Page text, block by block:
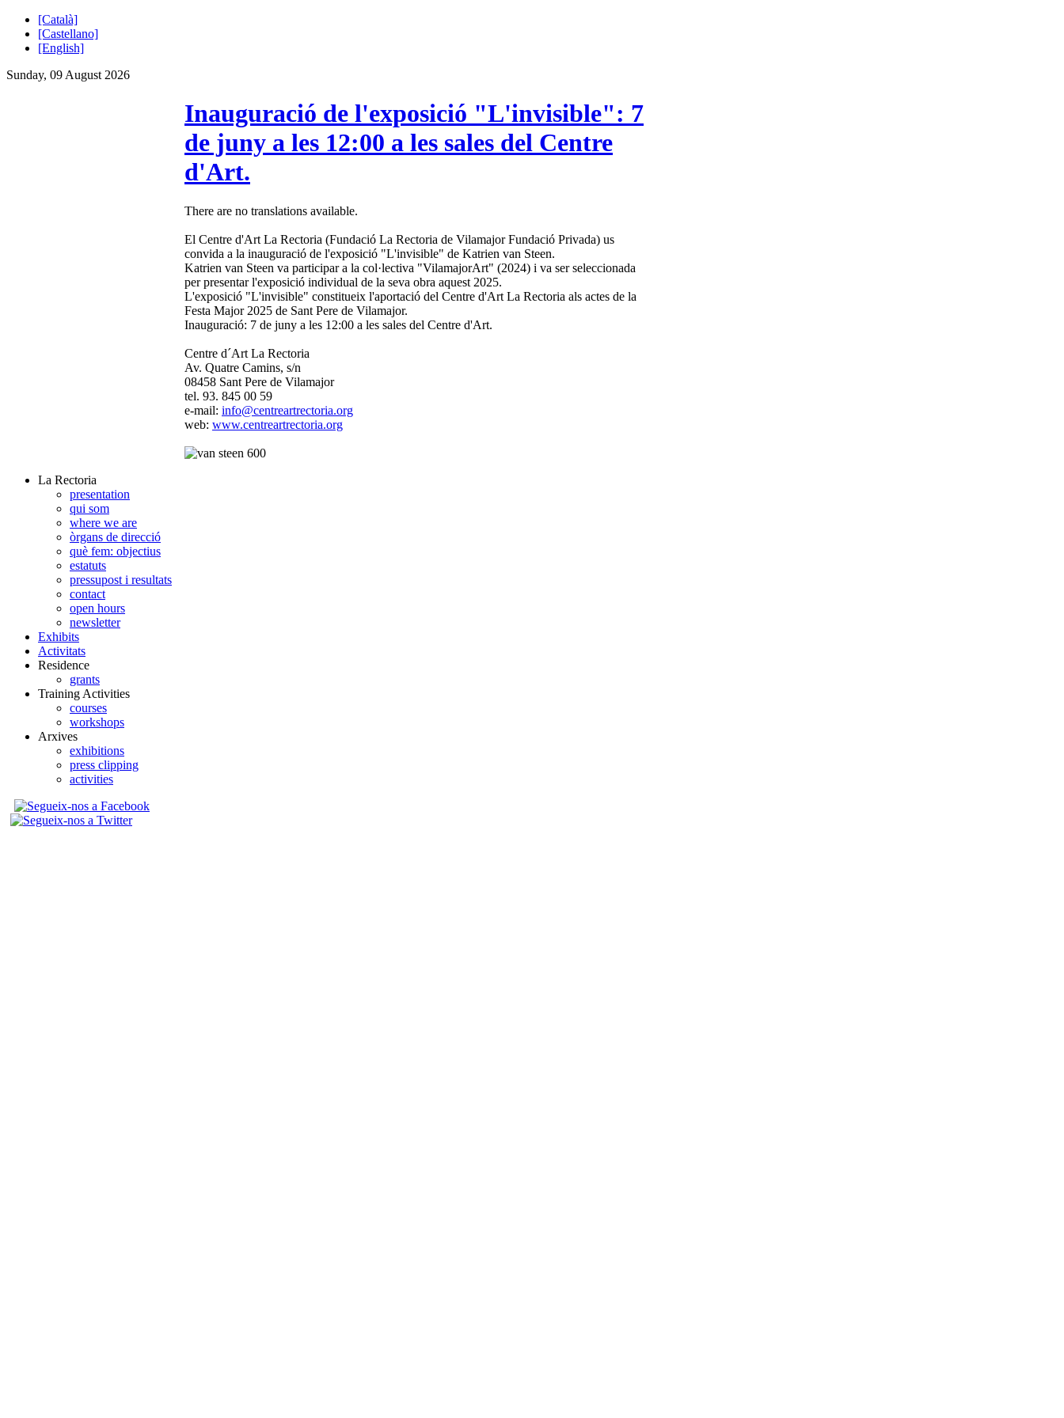
[Català]
[Castellano]
[English]
Sunday, 09 August 2026
Inauguració de l'exposició "L'invisible": 7
de juny a les 12:00 a les sales del Centre
d'Art.
There are no translations available.
El Centre d'Art La Rectoria (Fundació La Rectoria de Vilamajor Fundació Privada) us
convida a la inauguració de l'exposició "L'invisible" de Katrien van Steen.
Katrien van Steen va participar a la col·lectiva "VilamajorArt" (2024) i va ser seleccionada
per presentar l'exposició individual de la seva obra aquest 2025.
L'exposició "L'invisible" constitueix l'aportació del Centre d'Art La Rectoria als actes de la
Festa Major 2025 de Sant Pere de Vilamajor.
Inauguració: 7 de juny a les 12:00 a les sales del Centre d'Art.
Centre d´Art La Rectoria
Av. Quatre Camins, s/n
08458 Sant Pere de Vilamajor
tel. 93. 845 00 59
e-mail: info@centreartrectoria.org
web: www.centreartrectoria.org
La Rectoria
presentation
qui som
where we are
òrgans de direcció
què fem: objectius
estatuts
pressupost i resultats
contact
open hours
newsletter
Exhibits
Activitats
Residence
grants
Training Activities
courses
workshops
Arxives
exhibitions
press clipping
activities